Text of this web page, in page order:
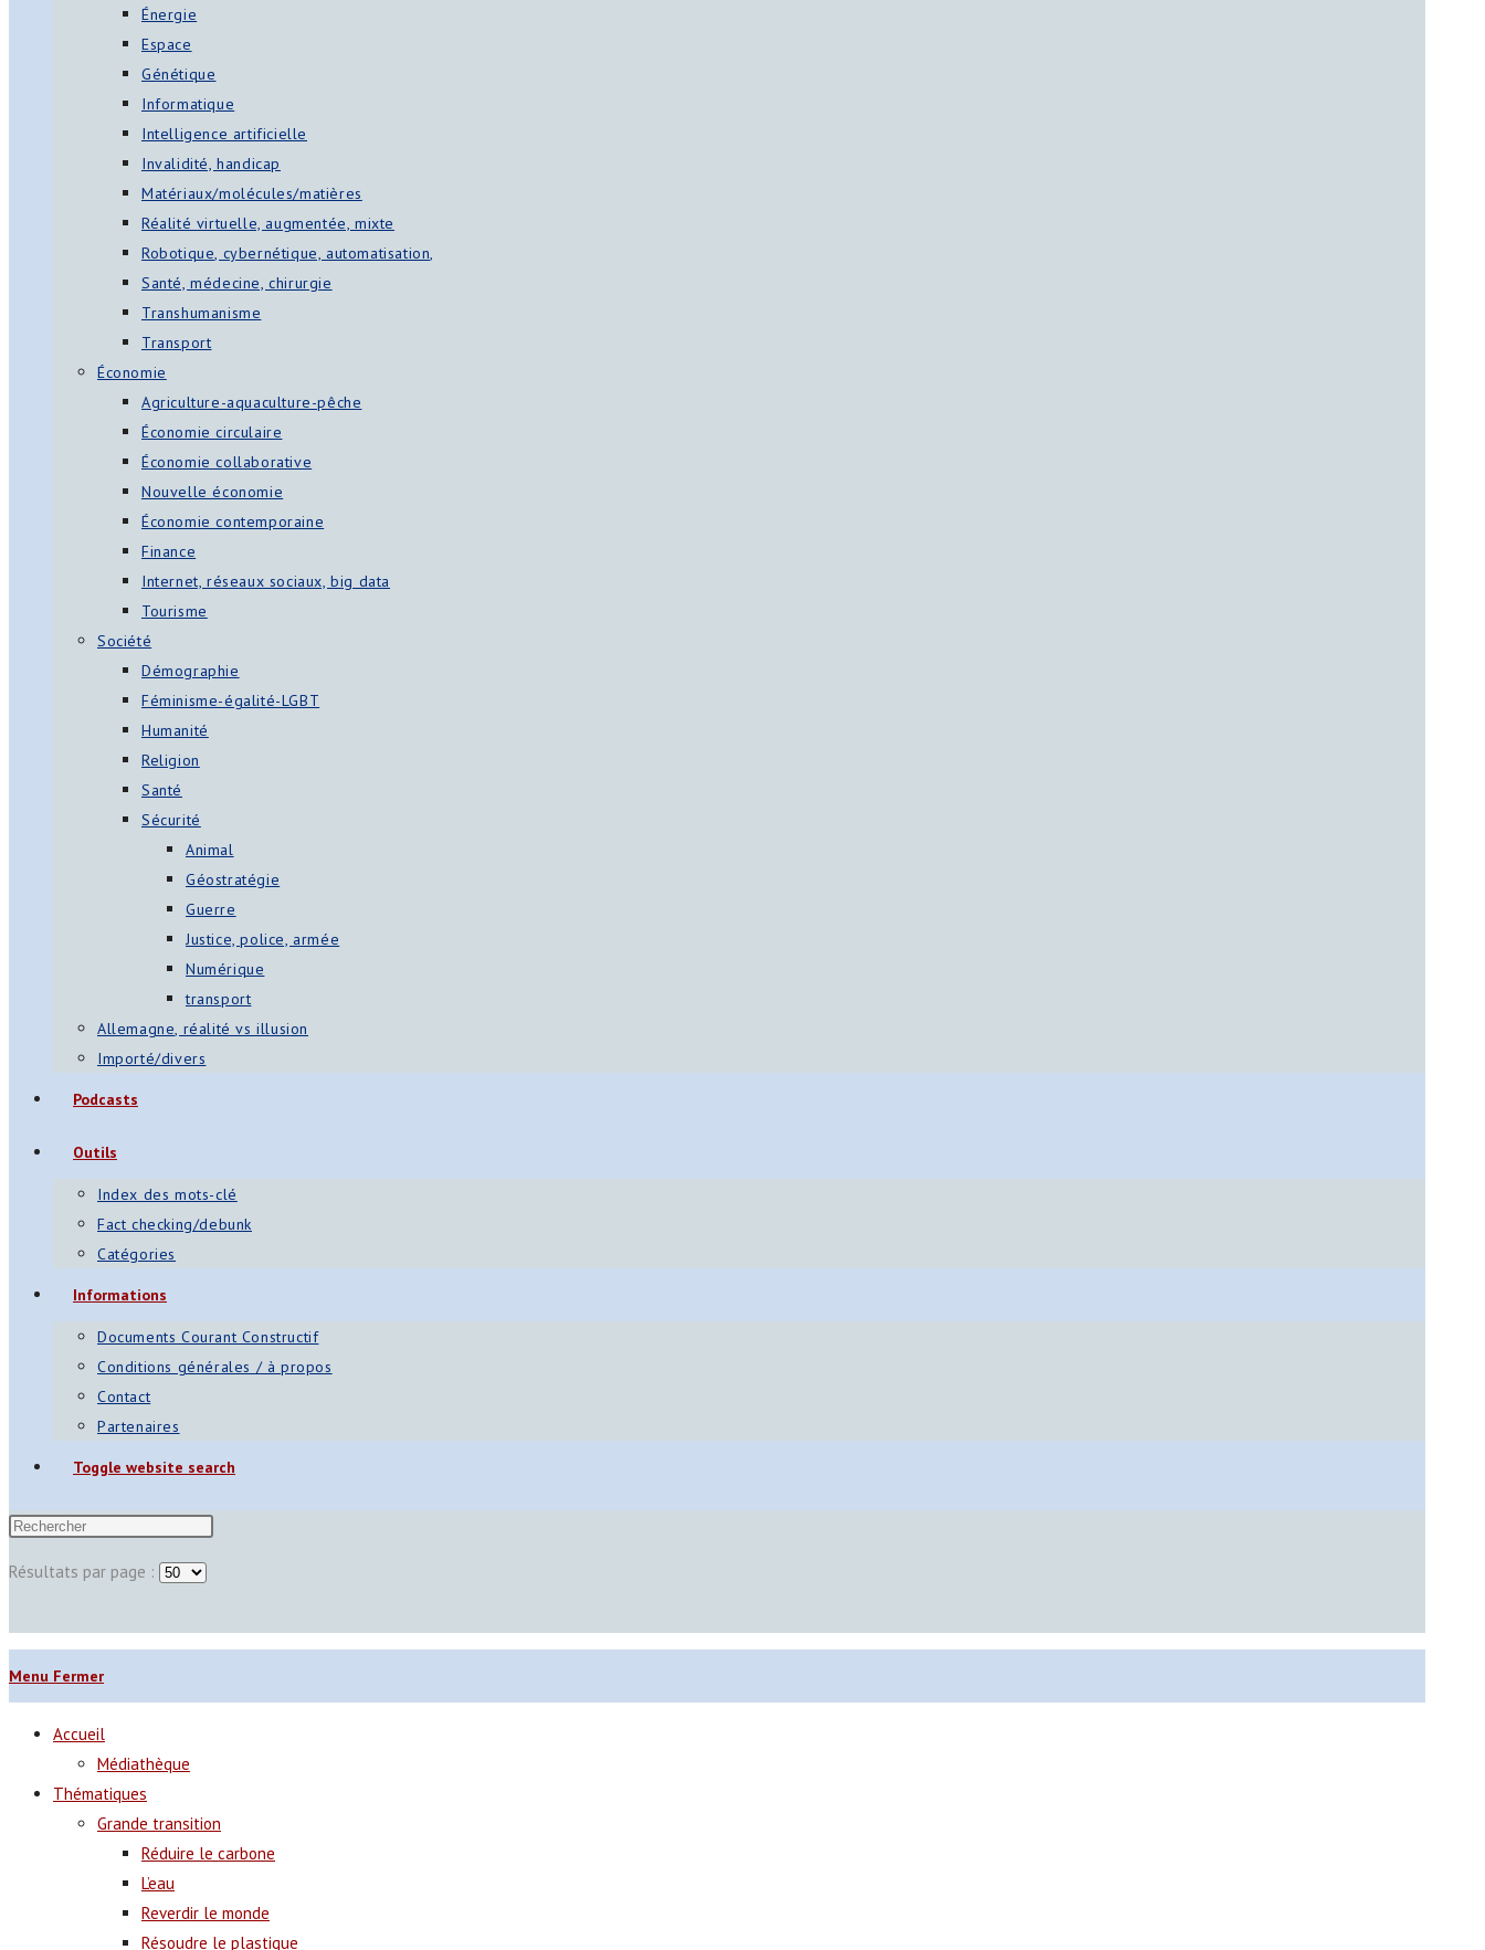
Énergie
Espace
Génétique
Informatique
Intelligence artificielle
Invalidité, handicap
Matériaux/molécules/matières
Réalité virtuelle, augmentée, mixte
Robotique, cybernétique, automatisation,
Santé, médecine, chirurgie
Transhumanisme
Transport
Économie
Agriculture-aquaculture-pêche
Économie circulaire
Économie collaborative
Nouvelle économie
Économie contemporaine
Finance
Internet, réseaux sociaux, big data
Tourisme
Société
Démographie
Féminisme-égalité-LGBT
Humanité
Religion
Santé
Sécurité
Animal
Géostratégie
Guerre
Justice, police, armée
Numérique
transport
Allemagne, réalité vs illusion
Importé/divers
Podcasts
Outils
Index des mots-clé
Fact checking/debunk
Catégories
Informations
Documents Courant Constructif
Conditions générales / à propos
Contact
Partenaires
Toggle website search
Résultats par page :
Menu Fermer
Accueil
Médiathèque
Thématiques
Grande transition
Réduire le carbone
L’eau
Reverdir le monde
Résoudre le plastique